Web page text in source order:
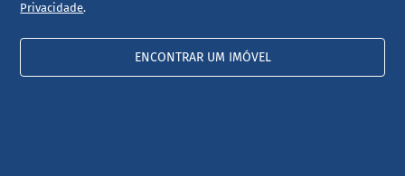
Privacidade.
ENCONTRAR UM IMÓVEL